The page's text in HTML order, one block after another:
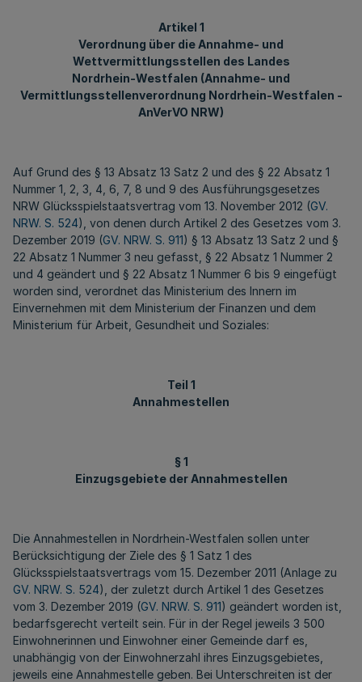
Artikel 1
Verordnung über die Annahme- und
Wettvermittlungsstellen des Landes
Nordrhein-Westfalen (Annahme- und
Vermittlungsstellenverordnung Nordrhein-Westfalen -
AnVerVO NRW)
Auf Grund des § 13 Absatz 13 Satz 2 und des § 22 Absatz 1
Nummer 1, 2, 3, 4, 6, 7, 8 und 9 des Ausführungsgesetzes
NRW Glücksspielstaatsvertrag vom 13. November 2012 (GV.
NRW. S. 524), von denen durch Artikel 2 des Gesetzes vom 3.
Dezember 2019 (GV. NRW. S. 911) § 13 Absatz 13 Satz 2 und §
22 Absatz 1 Nummer 3 neu gefasst, § 22 Absatz 1 Nummer 2
und 4 geändert und § 22 Absatz 1 Nummer 6 bis 9 eingefügt
worden sind, verordnet das Ministerium des Innern im
Einvernehmen mit dem Ministerium der Finanzen und dem
Ministerium für Arbeit, Gesundheit und Soziales:
Teil 1
Annahmestellen
§ 1
Einzugsgebiete der Annahmestellen
Die Annahmestellen in Nordrhein-Westfalen sollen unter
Berücksichtigung der Ziele des § 1 Satz 1 des
Glücksspielstaatsvertrags vom 15. Dezember 2011 (Anlage zu
GV. NRW. S. 524), der zuletzt durch Artikel 1 des Gesetzes
vom 3. Dezember 2019 (GV. NRW. S. 911) geändert worden ist,
bedarfsgerecht verteilt sein. Für in der Regel jeweils 3 500
Einwohnerinnen und Einwohner einer Gemeinde darf es,
unabhängig von der Einwohnerzahl ihres Einzugsgebietes,
jeweils eine Annahmestelle geben. Bei Unterschreiten ist der